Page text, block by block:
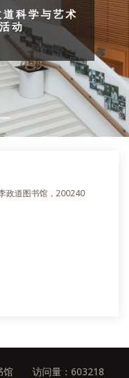
科学与艺术
动
政道图书馆，200240
馆 访问量： 603218